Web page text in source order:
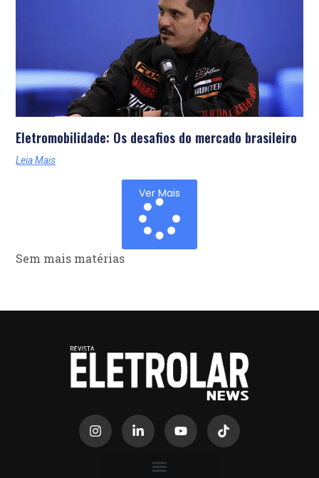
Eletromobilidade: Os desafios do mercado brasileiro
Leia Mais
Ver Mais
Sem mais matérias